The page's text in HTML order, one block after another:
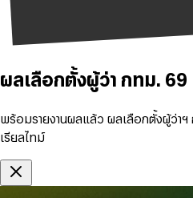
ผลเลือกตั้งผู้ว่า กทม. 69
พร้อมรายงานผลแล้ว ผลเลือกตั้งผู้ว่า
เรียลไทม์